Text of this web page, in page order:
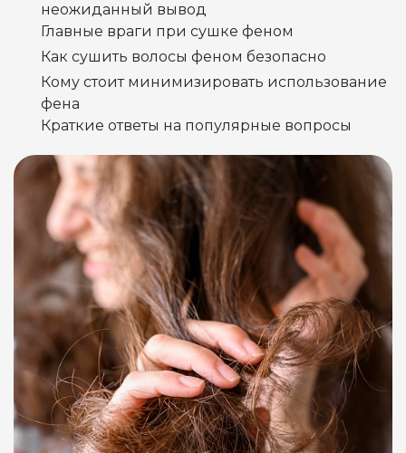
неожиданный вывод
Главные враги при сушке феном
Как сушить волосы феном безопасно
Кому стоит минимизировать использование
фена
Краткие ответы на популярные вопросы